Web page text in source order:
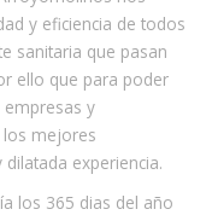
y eficiencia de todos
sanitaria que pasan
ello que para poder
y
los mejores
experiencia.
los 365 dias del año